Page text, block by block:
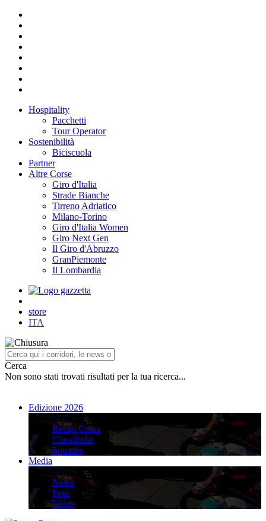
Hospitality
Pacchetti
Tour Operator
Sostenibilità
Biciscuola
Partner
Altre Corse
Giro d'Italia
Strade Bianche
Tirreno Adriatico
Milano-Torino
Giro d'Italia Women
Giro Next Gen
Il Giro d'Abruzzo
GranPiemonte
Il Lombardia
store
ITA
Cerca
Non sono stati trovati risultati per la tua ricerca...
Edizione 2026
Edizione 2026
Recap Corsa
Classifiche
Squadre
Media
Media
News
Foto
Video